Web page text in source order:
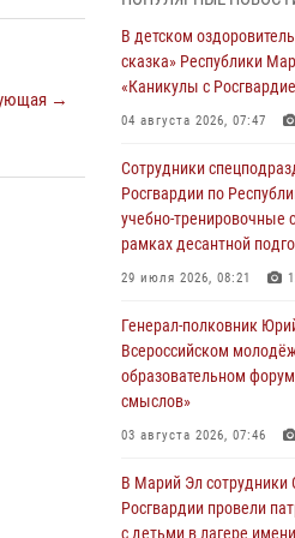
→
«Каникулы с
04 августа 2026, 07:47
Сотрудники Центра
Росгвардии по
участие в совещании по
организации летне-
04 августа 2026, 06:46
провели занятие по
тематике
04 августа 2026, 06:06
Генерал-полковник
образовательном
смыслов»
03 августа 2026, 07:46
В детском
сказка» Республики
«Каникулы с
04 августа 2026, 07:47
Сотрудники
Росгвардии по
учебно-тренировочные
рамках десантной
29 июля 2026, 08:21
Генерал-полковник
Всероссийском
образовательном
смыслов»
03 августа 2026, 07:46
В Марий Эл
Росгвардии провели
с детьми в лагере